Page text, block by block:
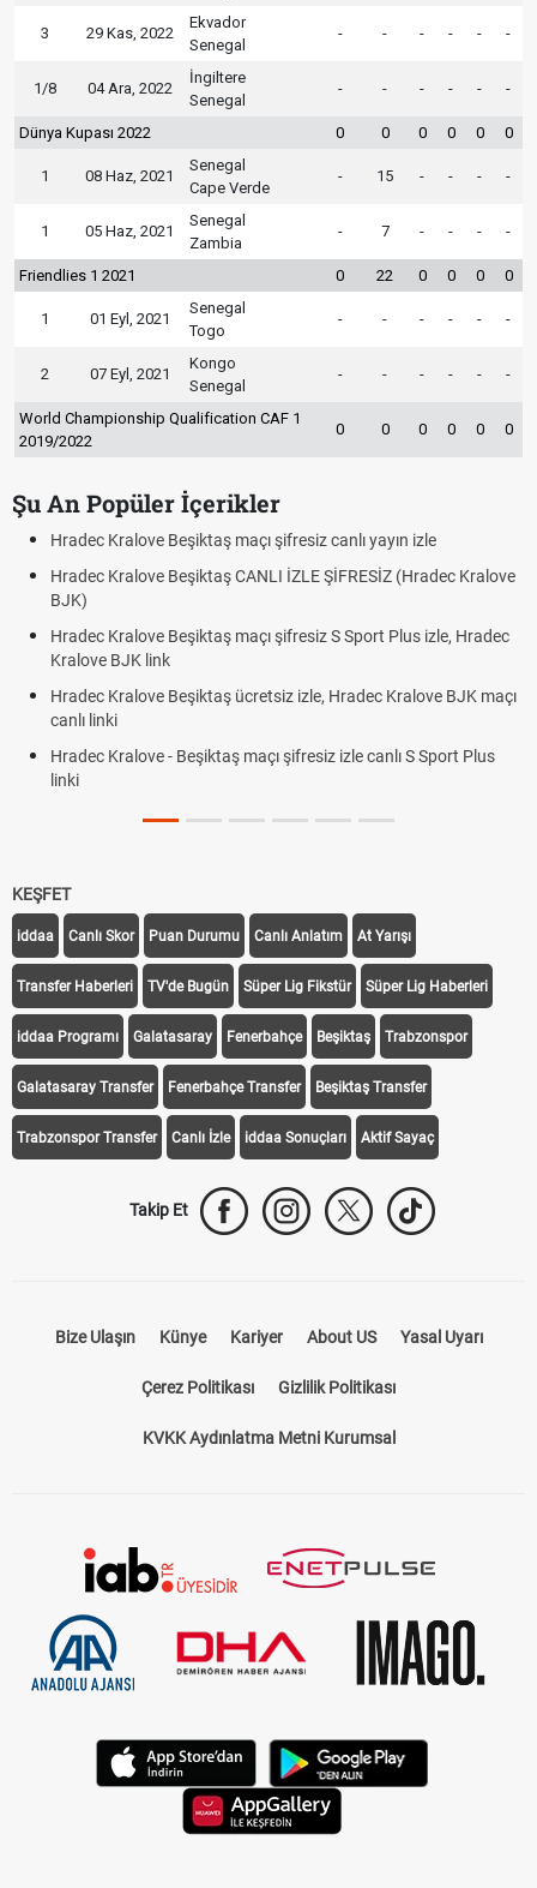
3 29 Kas, 2022
Ekvador
Senegal
- - - - - -
1/8 04 Ara, 2022
İngiltere
Senegal
- - - - - -
Dünya Kupası 2022 0 0 0 0 0 0
1 08 Haz, 2021
Senegal
Cape Verde
- 15 - - - -
1 05 Haz, 2021
Senegal
Zambia
- 7 - - - -
Friendlies 1 2021 0 22 0 0 0 0
1 01 Eyl, 2021
Senegal
Togo
- - - - - -
2 07 Eyl, 2021
Kongo
Senegal
- - - - - -
World Championship Qualification CAF 1
2019/2022
0 0 0 0 0 0
Şu An Popüler İçerikler
Hradec Kralove Beşiktaş maçı şifresiz canlı yayın izle
Hradec Kralove Beşiktaş CANLI İZLE ŞİFRESİZ (Hradec Kralove
BJK)
Hradec Kralove Beşiktaş maçı şifresiz S Sport Plus izle, Hradec
Kralove BJK link
Hradec Kralove Beşiktaş ücretsiz izle, Hradec Kralove BJK maçı
canlı linki
Hradec Kralove - Beşiktaş maçı şifresiz izle canlı S Sport Plus
linki
KEŞFET
iddaa Canlı Skor Puan Durumu Canlı Anlatım At Yarışı
Transfer Haberleri TV'de Bugün Süper Lig Fikstür Süper Lig Haberleri
iddaa Programı Galatasaray Fenerbahçe Beşiktaş Trabzonspor
Galatasaray Transfer Fenerbahçe Transfer Beşiktaş Transfer
Trabzonspor Transfer Canlı İzle iddaa Sonuçları Aktif Sayaç
Takip Et
Bize Ulaşın Künye Kariyer About US Yasal Uyarı
Çerez Politikası Gizlilik Politikası
KVKK Aydınlatma Metni Kurumsal